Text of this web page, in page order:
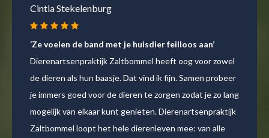
Annet Ockhuysen
‘Met onze hele beestenboel kunnen we terecht’
Met onze hele beestenboel kunnen we bij hen terecht.
En ze komen aan huis. Dat is luxe. Ze zijn behulpzaam,
leggen alles goed uit en denken met ons mee. Toen we
nog honden en katten fokten bijvoorbeeld,
controleerden ze niet alleen of de beestjes gezond